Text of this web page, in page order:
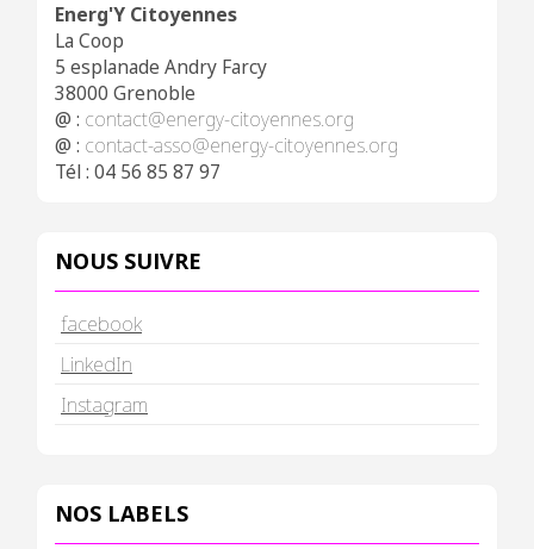
Energ'Y Citoyennes
La Coop
5 esplanade Andry Farcy
38000 Grenoble
@ : contact@energy-citoyennes.org
@ : contact-asso@energy-citoyennes.org
Tél : 04 56 85 87 97
NOUS SUIVRE
facebook
LinkedIn
Instagram
NOS LABELS